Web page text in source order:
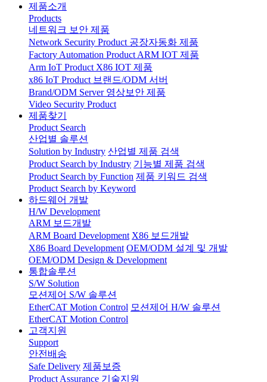
제품소개
Products
네트워크 보안 제품
Network Security Product 공장자동화 제품
Factory Automation Product ARM IOT 제품
Arm IoT Product X86 IOT 제품
x86 IoT Product 브랜드/ODM 서버
Brand/ODM Server 영상보안 제품
Video Security Product
제품찾기
Product Search
산업별 솔루션
Solution by Industry 산업별 제품 검색
Product Search by Industry 기능별 제품 검색
Product Search by Function 제품 키워드 검색
Product Search by Keyword
하드웨어 개발
H/W Development
ARM 보드개발
ARM Board Development X86 보드개발
X86 Board Development OEM/ODM 설계 및 개발
OEM/ODM Design & Development
통합솔루션
S/W Solution
모션제어 S/W 솔루션
EtherCAT Motion Control 모션제어 H/W 솔루션
EtherCAT Motion Control
고객지원
Support
안전배송
Safe Delivery 제품보증
Product Assurance 기술지원